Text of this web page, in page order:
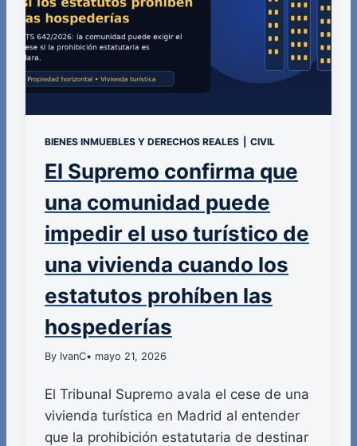
BIENES INMUEBLES Y DERECHOS REALES CIVIL
El Supremo confirma que
una comunidad puede
impedir el uso turístico de
una vivienda cuando los
estatutos prohíben las
hospederías
By IvanC• mayo 21, 2026
El Tribunal Supremo avala el cese de una
vivienda turística en Madrid al entender
que la prohibición estatutaria de destinar